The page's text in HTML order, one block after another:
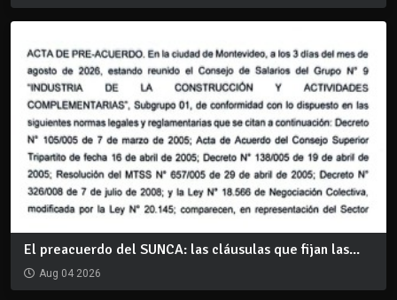
El preacuerdo del SUNCA: las cláusulas que fijan las...
Aug 04 2026